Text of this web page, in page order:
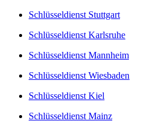
Schlüsseldienst Stuttgart
Schlüsseldienst Karlsruhe
Schlüsseldienst Mannheim
Schlüsseldienst Wiesbaden
Schlüsseldienst Kiel
Schlüsseldienst Mainz